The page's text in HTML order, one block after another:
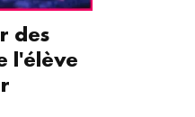
des
l'élève